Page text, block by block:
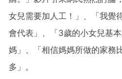
女兒需要加人工！」、「我覺
會代表」、「3歲的小女兒基
媽」、「相信媽媽所做的家務
多」。